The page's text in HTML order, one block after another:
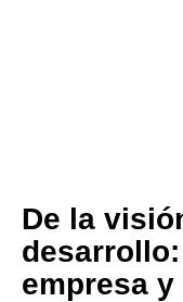
De la
empresa